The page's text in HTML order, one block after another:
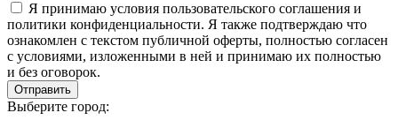
Я принимаю условия пользовательского соглашения и
политики конфиденциальности. Я также подтверждаю что
ознакомлен с текстом публичной оферты, полностью согласен
с условиями, изложенными в ней и принимаю их полностью
и без оговорок.
Выберите город: